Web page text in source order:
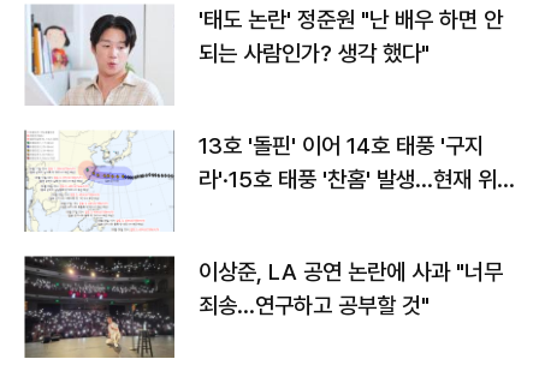
'태도 논란' 정준원 "난 배우 하면 안
되는 사람인가? 생각 했다"
13호 '돌핀' 이어 14호 태풍 '구지
라'·15호 태풍 '찬홈' 발생…현재 위
이상준, LA 공연 논란에 사과 "너무
죄송…연구하고 공부할 것"